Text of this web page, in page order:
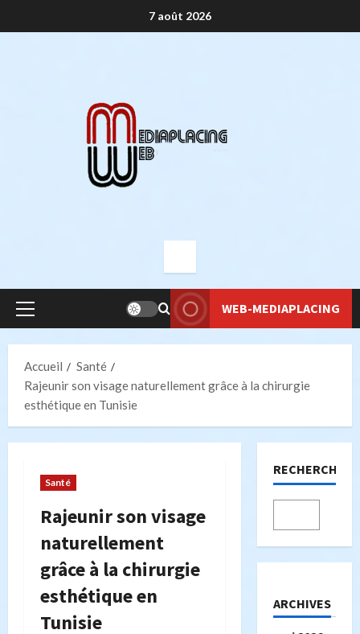
au
7 août 2026
Menu
WEB-MEDIAPLACING
Accueil
Santé
Rajeunir son visage naturellement grâce à la chirurgie
esthétique en Tunisie
Santé
Rajeunir son visage
naturellement
grâce à la chirurgie
esthétique en
Tunisie
RECHERCHER
ARCHIVES